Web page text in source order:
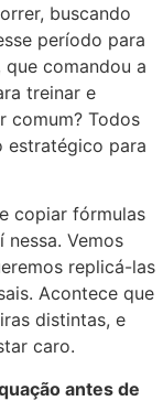
buscando
período para
comandou a
treinar e
comum? Todos
estratégico para
copiar fórmulas
nessa. Vemos
replicá-las
Acontece que
distintas, e
caro.
antes de